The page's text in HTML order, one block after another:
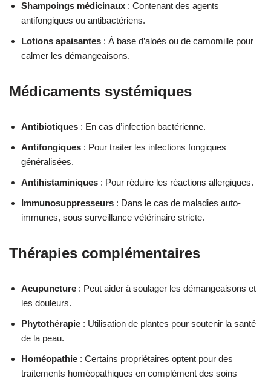
Shampoings médicinaux : Contenant des agents
antifongiques ou antibactériens.
Lotions apaisantes : À base d’aloès ou de camomille pour
calmer les démangeaisons.
Médicaments systémiques
Antibiotiques : En cas d’infection bactérienne.
Antifongiques : Pour traiter les infections fongiques
généralisées.
Antihistaminiques : Pour réduire les réactions allergiques.
Immunosuppresseurs : Dans le cas de maladies auto-
immunes, sous surveillance vétérinaire stricte.
Thérapies complémentaires
Acupuncture : Peut aider à soulager les démangeaisons et
les douleurs.
Phytothérapie : Utilisation de plantes pour soutenir la santé
de la peau.
Homéopathie : Certains propriétaires optent pour des
traitements homéopathiques en complément des soins